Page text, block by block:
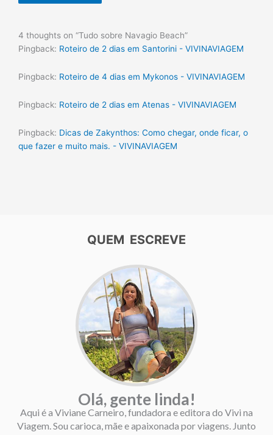
4 thoughts on “Tudo sobre Navagio Beach”
Pingback: Roteiro de 2 dias em Santorini - VIVINAVIAGEM
Pingback: Roteiro de 4 dias em Mykonos - VIVINAVIAGEM
Pingback: Roteiro de 2 dias em Atenas - VIVINAVIAGEM
Pingback: Dicas de Zakynthos: Como chegar, onde ficar, o
que fazer e muito mais. - VIVINAVIAGEM
QUEM ESCREVE
Olá, gente linda!
Aqui é a Viviane Carneiro, fundadora e editora do Vivi na
Viagem. Sou carioca, mãe e apaixonada por viagens. Junto